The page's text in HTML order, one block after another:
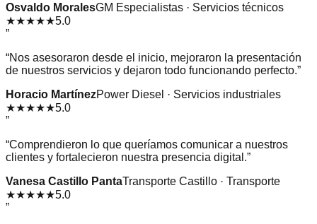
Osvaldo MoralesGM Especialistas · Servicios técnicos
★★★★★5.0
”
“Nos asesoraron desde el inicio, mejoraron la presentación
de nuestros servicios y dejaron todo funcionando perfecto.”
Horacio MartínezPower Diesel · Servicios industriales
★★★★★5.0
”
“Comprendieron lo que queríamos comunicar a nuestros
clientes y fortalecieron nuestra presencia digital.”
Vanesa Castillo PantaTransporte Castillo · Transporte
★★★★★5.0
”